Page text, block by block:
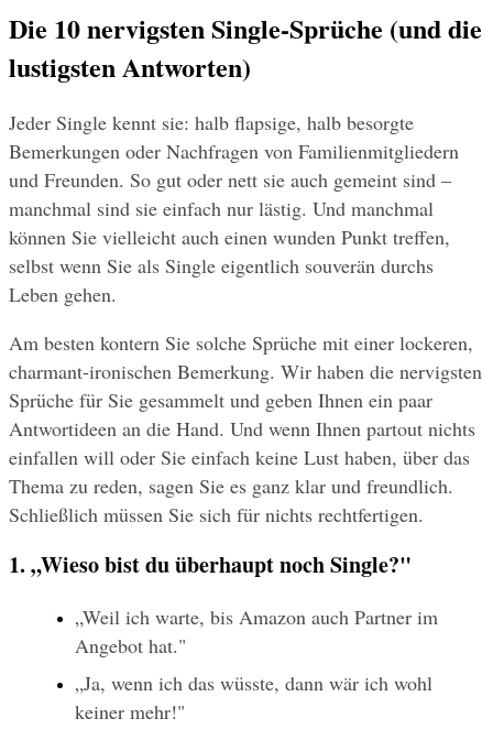
Die 10 nervigsten Single-Sprüche (und die
lustigsten Antworten)
Jeder Single kennt sie: halb flapsige, halb besorgte
Bemerkungen oder Nachfragen von Familienmitgliedern
und Freunden. So gut oder nett sie auch gemeint sind –
manchmal sind sie einfach nur lästig. Und manchmal
können Sie vielleicht auch einen wunden Punkt treffen,
selbst wenn Sie als Single eigentlich souverän durchs
Leben gehen.
Am besten kontern Sie solche Sprüche mit einer lockeren,
charmant-ironischen Bemerkung. Wir haben die nervigsten
Sprüche für Sie gesammelt und geben Ihnen ein paar
Antwortideen an die Hand. Und wenn Ihnen partout nichts
einfallen will oder Sie einfach keine Lust haben, über das
Thema zu reden, sagen Sie es ganz klar und freundlich.
Schließlich müssen Sie sich für nichts rechtfertigen.
1. „Wieso bist du überhaupt noch Single?"
„Weil ich warte, bis Amazon auch Partner im
Angebot hat."
„Ja, wenn ich das wüsste, dann wär ich wohl
keiner mehr!"